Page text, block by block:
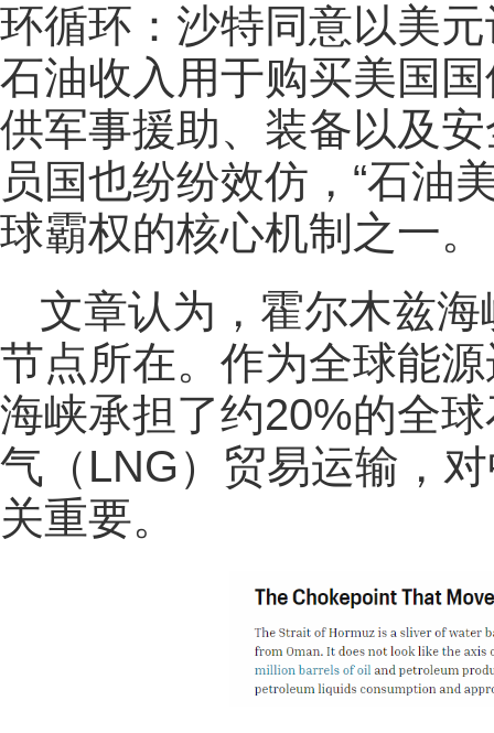
环循环：沙特同意以美
石油收入用于购买美国
供军事援助、装备以及
员国也纷纷效仿，“石油
球霸权的核心机制之一‌。
文章认为，霍尔木兹海
节点所在。作为全球能
海峡承担了约20%的全
气（LNG）贸易运输‌，
关重要。